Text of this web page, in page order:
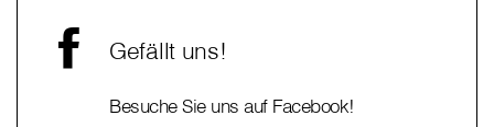
Gefällt uns!
Besuche Sie uns auf Facebook!